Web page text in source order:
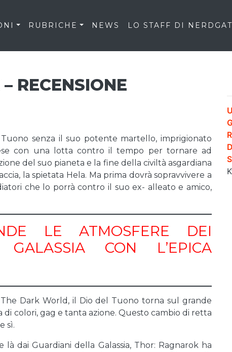
RUBRICHE NEWS LO STAFF DI
RECENSIONE
senza il suo potente martello, imprigionato
con una lotta contro il tempo per tornare ad
del suo pianeta e la fine della civiltà asgardiana
la spietata Hela. Ma prima dovrà sopravvivere a
che lo porrà contro il suo ex- alleato e amico,
LE ATMOSFERE DEI
CON L’EPICA
Dark World, il Dio del Tuono torna sul grande
colori, gag e tanta azione. Questo cambio di retta
sì.
dai Guardiani della Galassia, Thor: Ragnarok ha